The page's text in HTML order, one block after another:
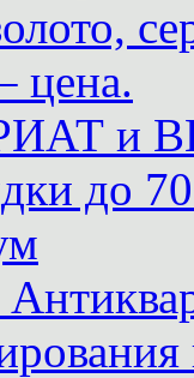
цена.
и
до